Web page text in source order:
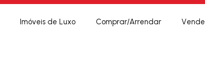
Imóveis de Luxo Comprar/Arrendar